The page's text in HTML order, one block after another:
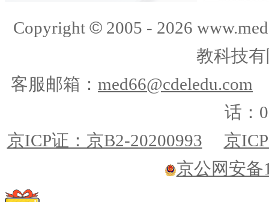
Copyright ©2005 - 2026
教科技
客服邮箱： med66@cdeledu.com
话：
京ICP证：京B2-20200993
京
京公网安备